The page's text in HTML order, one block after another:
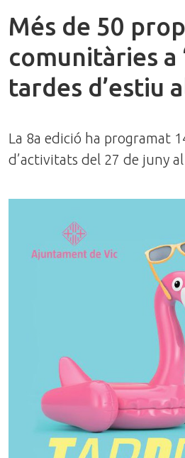
Més de 50
comunitàries a
tardes d’estiu
La 8a edició ha programat
d’activitats del 27 de juny